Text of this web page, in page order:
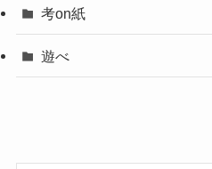
考on紙
遊べ